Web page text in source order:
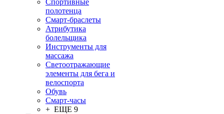
Спортивные
полотенца
Смарт-браслеты
Атрибутика
болельщика
Инструменты для
массажа
Светоотражающие
элементы для бега и
велоспорта
Обувь
Смарт-часы
+ ЕЩЕ 9